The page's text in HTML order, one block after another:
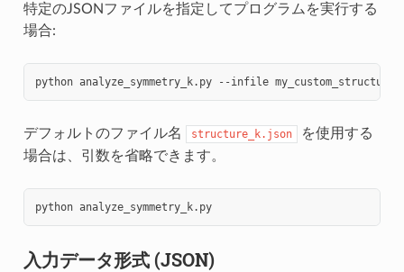
特定のJSONファイルを指定してプログラムを実行する
場合:
python analyze_symmetry_k.py --infile
デフォルトのファイル名 structure_k.json
を使用する
場合は、引数を省略できます。
python analyze_symmetry_k.py
入力データ形式 (JSON)